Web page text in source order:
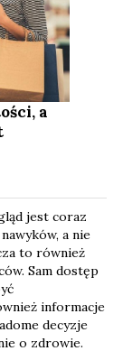
a
jest coraz
a nie
to również
Sam dostęp
informacje
decyzje
o zdrowie.